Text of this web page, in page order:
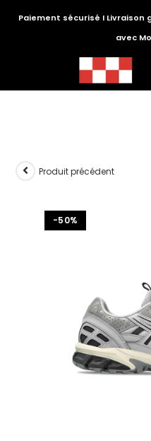
Paiement sécurisé I Livraison
avec
-50%
Produit précédent